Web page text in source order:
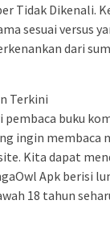
Tidak Dikenali.
sesuai versus
dari
Terkini
pembaca buku
ingin membaca
Kita dapat
Apk berisi
18 tahun